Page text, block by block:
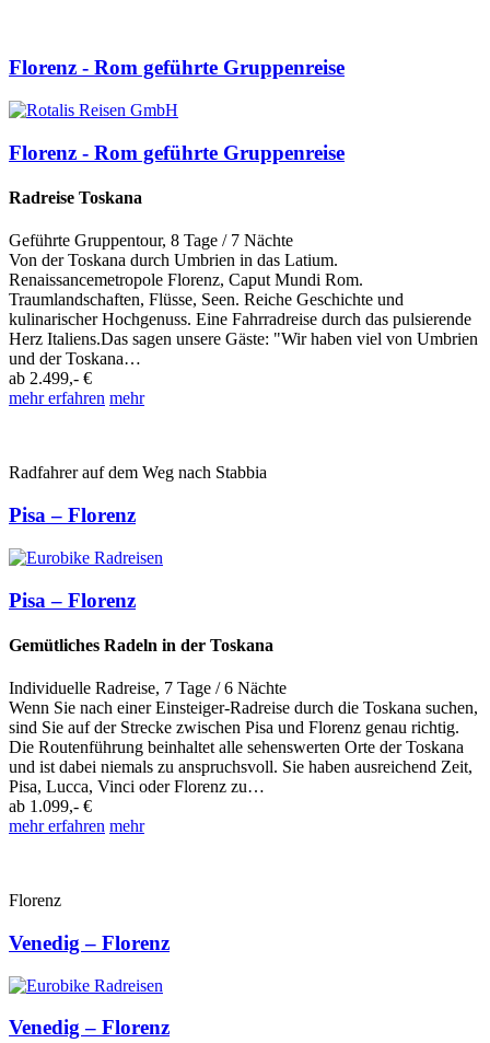
Florenz - Rom geführte Gruppenreise
Florenz - Rom geführte Gruppenreise
Radreise Toskana
Geführte Gruppentour, 8 Tage / 7 Nächte
Von der Toskana durch Umbrien in das Latium.
Renaissancemetropole Florenz, Caput Mundi Rom.
Traumlandschaften, Flüsse, Seen. Reiche Geschichte und
kulinarischer Hochgenuss. Eine Fahrradreise durch das pulsierende
Herz Italiens.Das sagen unsere Gäste: "Wir haben viel von Umbrien
und der Toskana…
ab 2.499,- €
mehr erfahren mehr
Radfahrer auf dem Weg nach Stabbia
Pisa – Florenz
Pisa – Florenz
Gemütliches Radeln in der Toskana
Individuelle Radreise, 7 Tage / 6 Nächte
Wenn Sie nach einer Einsteiger-Radreise durch die Toskana suchen,
sind Sie auf der Strecke zwischen Pisa und Florenz genau richtig.
Die Routenführung beinhaltet alle sehenswerten Orte der Toskana
und ist dabei niemals zu anspruchsvoll. Sie haben ausreichend Zeit,
Pisa, Lucca, Vinci oder Florenz zu…
ab 1.099,- €
mehr erfahren mehr
Florenz
Venedig – Florenz
Venedig – Florenz